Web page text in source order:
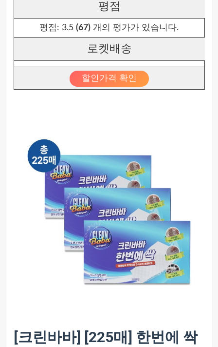
평점
평점: 3.5 (67) 개의 평가가 있습니다.
로켓배송
할인가격 확인
[크린바바] [225매] 한번에 싹